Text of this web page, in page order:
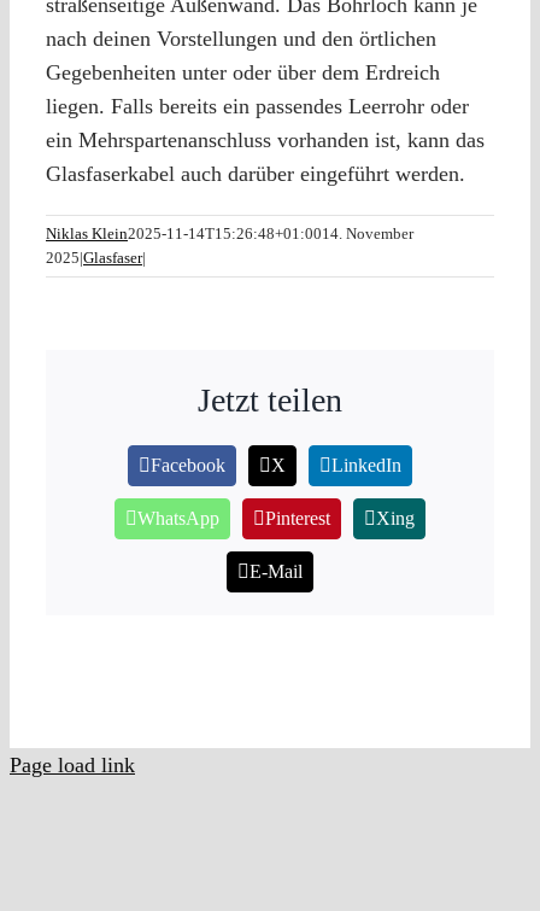
straßenseitige Außenwand. Das Bohrloch kann je
nach deinen Vorstellungen und den örtlichen
Gegebenheiten unter oder über dem Erdreich
liegen. Falls bereits ein passendes Leerrohr oder
ein Mehrspartenanschluss vorhanden ist, kann das
Glasfaserkabel auch darüber eingeführt werden.
Niklas Klein2025-11-14T15:26:48+01:0014. November
2025|Glasfaser|
Jetzt teilen
Facebook X LinkedIn
WhatsApp Pinterest Xing
E-Mail
Page load link